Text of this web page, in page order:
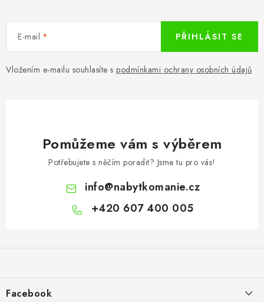
E-mail
Vložením e-mailu souhlasíte s podmínkami ochrany osobních údajů
PŘIHLÁSIT SE
Pomůžeme vám s výběrem
Potřebujete s něčím poradit? Jsme tu pro vás!
info@nabytkomanie.cz
+420 607 400 005
aFacebook